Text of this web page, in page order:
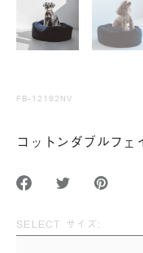
FB-12192NV
コットンダブルフ
SELECT サイズ: